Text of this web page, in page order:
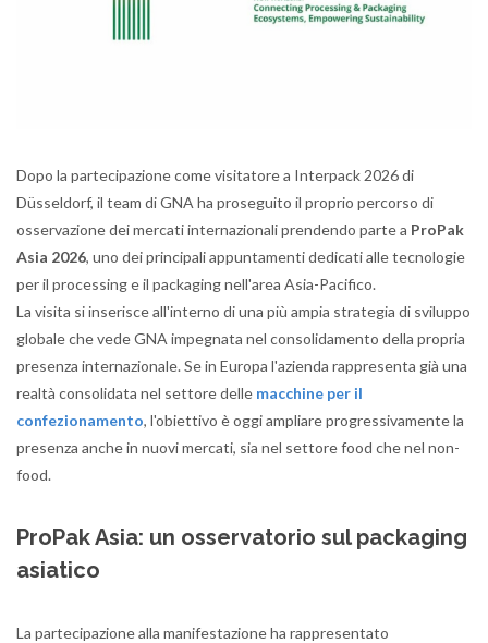
Dopo la partecipazione come visitatore a Interpack 2026 di
Düsseldorf, il team di GNA ha proseguito il proprio percorso di
osservazione dei mercati internazionali prendendo parte a ProPak
Asia 2026, uno dei principali appuntamenti dedicati alle tecnologie
per il processing e il packaging nell'area Asia-Pacifico.
La visita si inserisce all'interno di una più ampia strategia di sviluppo
globale che vede GNA impegnata nel consolidamento della propria
presenza internazionale. Se in Europa l'azienda rappresenta già una
realtà consolidata nel settore delle macchine per il
confezionamento, l'obiettivo è oggi ampliare progressivamente la
presenza anche in nuovi mercati, sia nel settore food che nel non-
food.
ProPak Asia: un osservatorio sul packaging
asiatico
La partecipazione alla manifestazione ha rappresentato